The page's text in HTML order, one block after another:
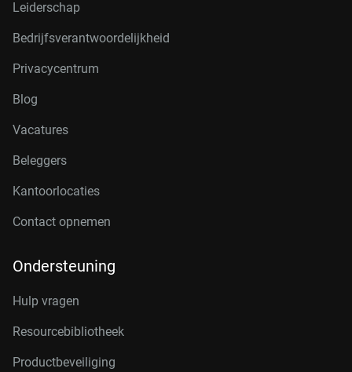
Leiderschap
Bedrijfsverantwoordelijkheid
Privacycentrum
Blog
Vacatures
Beleggers
Kantoorlocaties
Contact opnemen
Ondersteuning
Hulp vragen
Resourcebibliotheek
Productbeveiliging